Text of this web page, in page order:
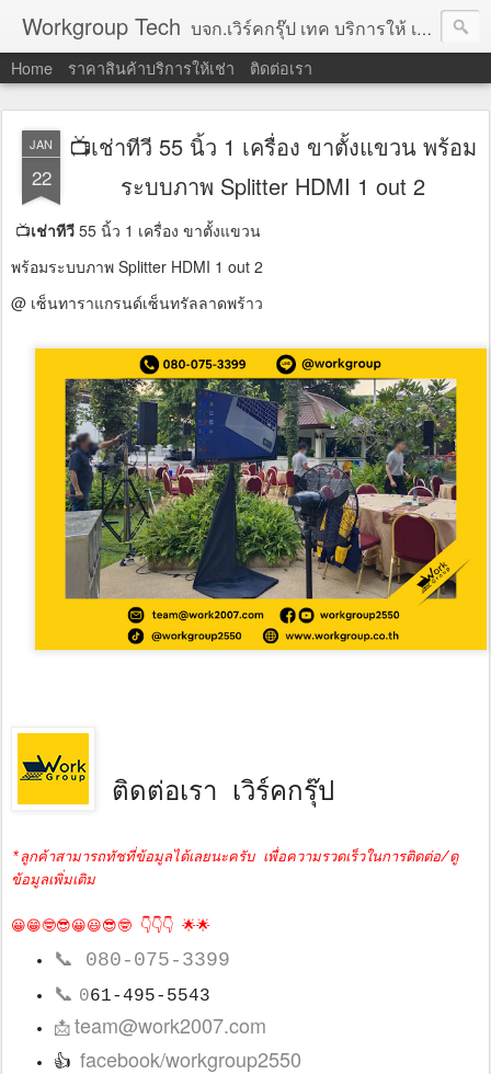
Workgroup Tech บจก.เวิร์คกรุ๊ป เทค บริการให้ เช่าคอมพิวเตอร์ โน้ตบุ๊ค โปรเจคเตอร์ ทีวีจอแบน จอทัชสกรีน ตู้คีออส วีดีโอวอล และอุปกรณ์อื่น ๆ บริการให้เช่าเป็น รายวัน
Home ราคาสินค้าบริการให้เช่า ติดต่อเรา
JAN
22
📺เช่าทีวี 55 นิ้ว 1 เครื่อง ขาตั้งแขวน พร้อม
ระบบภาพ Splitter HDMI 1 out 2
📺เช่าทีวี 55 นิ้ว 1 เครื่อง ขาตั้งแขวน
พร้อมระบบภาพ Splitter HDMI 1 out 2
@ เซ็นทาราแกรนด์เซ็นทรัลลาดพร้าว
ติดต่อเรา เวิร์คกรุ๊ป
*ลูกค้าสามารถทัชที่ข้อมูลได้เลยนะครับ เพื่อความรวดเร็วในการติดต่อ/ดู
ข้อมูลเพิ่มเติม
😀😁🤓😎😀😃😎🤓 👇👇👇 🌟🌟
📞 080-075-3399
📞 061-495-5543
📩team@work2007.com
👍 facebook/workgroup2550